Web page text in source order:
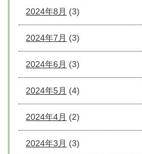
2024年8月 (3)
2024年7月 (3)
2024年6月 (3)
2024年5月 (4)
2024年4月 (2)
2024年3月 (3)